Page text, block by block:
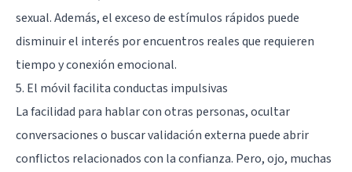
sexual. Además, el exceso de estímulos rápidos puede
disminuir el interés por encuentros reales que requieren
tiempo y conexión emocional.
5. El móvil facilita conductas impulsivas
La facilidad para hablar con otras personas, ocultar
conversaciones o buscar validación externa puede abrir
conflictos relacionados con la confianza. Pero, ojo, muchas